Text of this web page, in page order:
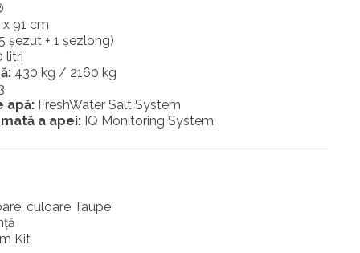
x 91 cm
șezut + 1 șezlong)
litri
430 kg / 2160 kg
apă: FreshWater Salt System
a apei: IQ Monitoring System
culoare Taupe
Kit